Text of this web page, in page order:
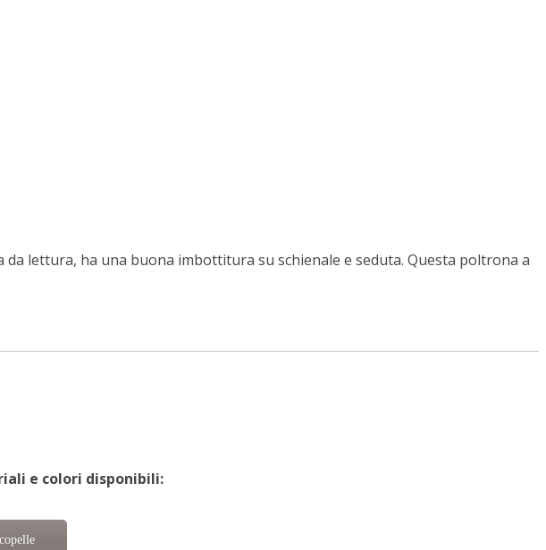
lettura, ha una buona imbottitura su schienale e seduta. Questa poltrona a
e colori disponibili: